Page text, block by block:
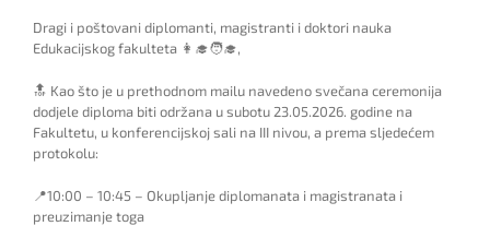
Dragi i poštovani diplomanti, magistranti i doktori nauka
Edukacijskog fakulteta 👩‍🎓🧑‍🎓,
🔝 Kao što je u prethodnom mailu navedeno svečana ceremonija
dodjele diploma biti održana u subotu 23.05.2026. godine na
Fakultetu, u konferencijskoj sali na III nivou, a prema sljedećem
protokolu:
📍10:00 – 10:45 – Okupljanje diplomanata i magistranata i
preuzimanje toga